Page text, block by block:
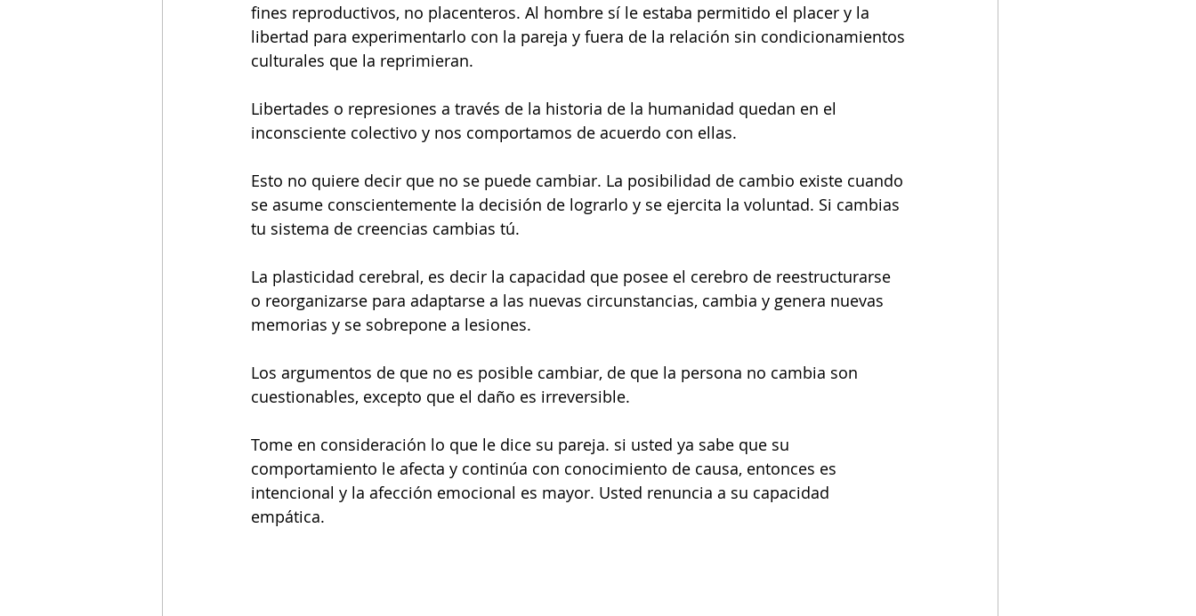
fines reproductivos, no placenteros. Al hombre sí le estaba permitido el placer y la
libertad para experimentarlo con la pareja y fuera de la relación sin condicionamientos
culturales que la reprimieran.
Libertades o represiones a través de la historia de la humanidad quedan en el
inconsciente colectivo y nos comportamos de acuerdo con ellas.
Esto no quiere decir que no se puede cambiar. La posibilidad de cambio existe cuando
se asume conscientemente la decisión de lograrlo y se ejercita la voluntad. Si cambias
tu sistema de creencias cambias tú.
La plasticidad cerebral, es decir la capacidad que posee el cerebro de reestructurarse
o reorganizarse para adaptarse a las nuevas circunstancias, cambia y genera nuevas
memorias y se sobrepone a lesiones.
Los argumentos de que no es posible cambiar, de que la persona no cambia son
cuestionables, excepto que el daño es irreversible.
Tome en consideración lo que le dice su pareja. si usted ya sabe que su
comportamiento le afecta y continúa con conocimiento de causa, entonces es
intencional y la afección emocional es mayor. Usted renuncia a su capacidad
empática.